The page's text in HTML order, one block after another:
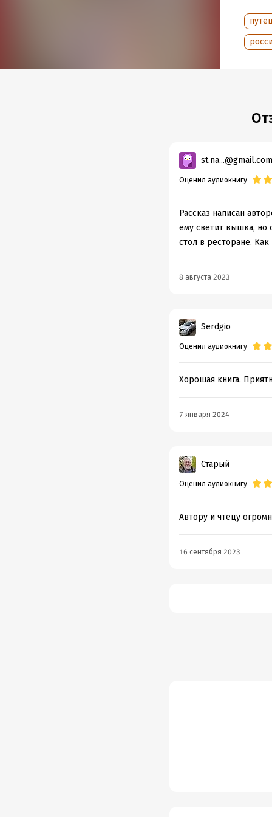
Дата
st.na...@gmail.com
Оценил аудиокнигу
Рассказ написан
ему светит вышка, но
стол в ресторане.
8 августа 2023
Serdgio
Оценил аудиокнигу
Хорошая книга.
7 января 2024
Старый
Оценил аудиокнигу
Автору и чтецу
16 сентября 2023